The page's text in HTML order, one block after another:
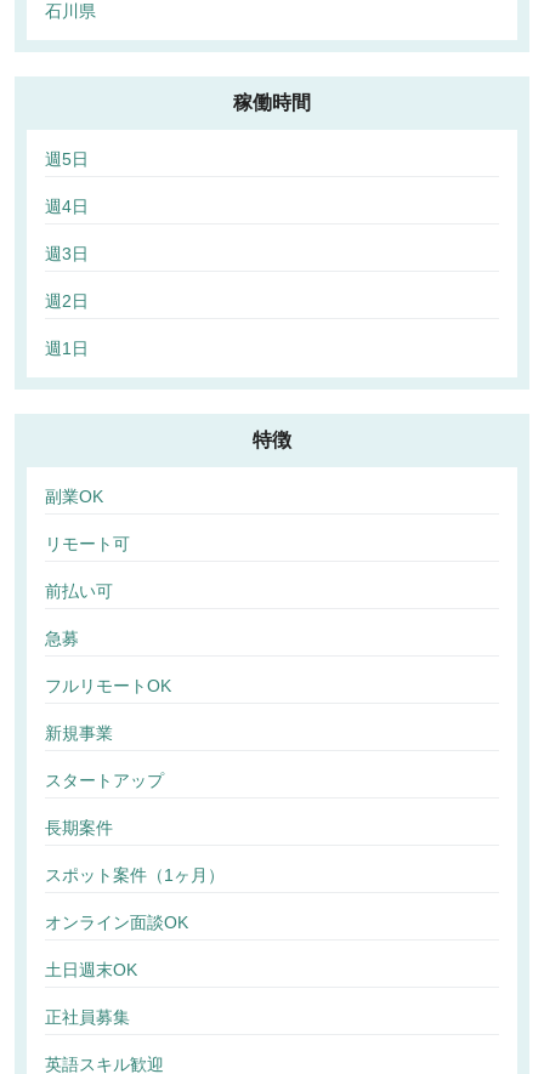
石川県
稼働時間
週5日
週4日
週3日
週2日
週1日
特徴
副業OK
リモート可
前払い可
急募
フルリモートOK
新規事業
スタートアップ
長期案件
スポット案件（1ヶ月）
オンライン面談OK
土日週末OK
正社員募集
英語スキル歓迎